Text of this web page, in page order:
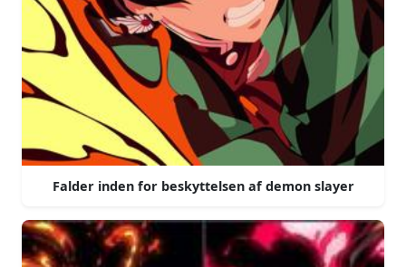
Falder inden for beskyttelsen af demon slayer